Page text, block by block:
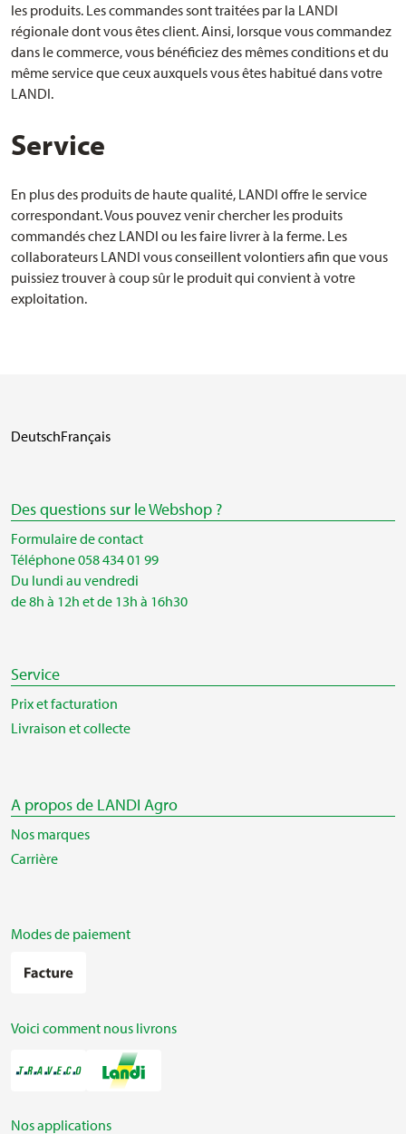
les produits. Les commandes sont traitées par la LANDI
régionale dont vous êtes client. Ainsi, lorsque vous commandez
dans le commerce, vous bénéficiez des mêmes conditions et du
même service que ceux auxquels vous êtes habitué dans votre
LANDI.
Service
En plus des produits de haute qualité, LANDI offre le service
correspondant. Vous pouvez venir chercher les produits
commandés chez LANDI ou les faire livrer à la ferme. Les
collaborateurs LANDI vous conseillent volontiers afin que vous
puissiez trouver à coup sûr le produit qui convient à votre
exploitation.
DeutschFrançais
Des questions sur le Webshop ?
Formulaire de contact
Téléphone 058 434 01 99
Du lundi au vendredi
de 8h à 12h et de 13h à 16h30
Service
Prix et facturation
Livraison et collecte
A propos de LANDI Agro
Nos marques
Carrière
Modes de paiement
Voici comment nous livrons
Nos applications